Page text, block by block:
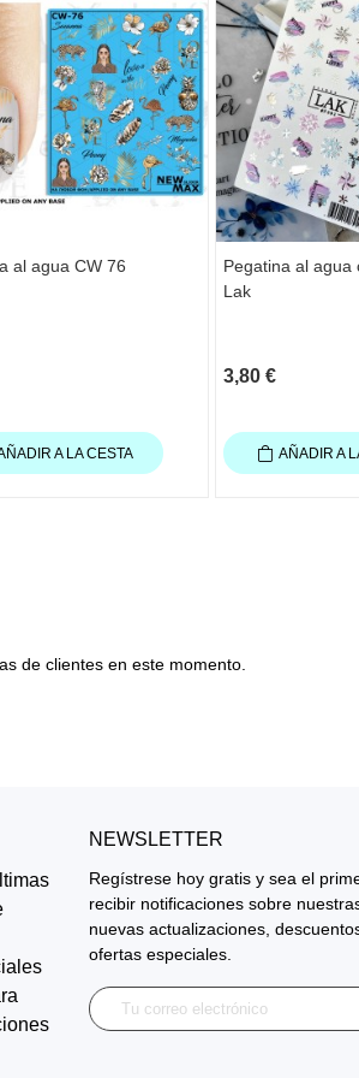
al agua CW 76
A LA CESTA
Pegatina al agua
Lak
3,80 €
AÑADIR A
de clientes en este momento.
NEWSLETTER
Regístrese hoy gratis y sea el
recibir notificaciones sobre
nuevas actualizaciones,
ofertas especiales.